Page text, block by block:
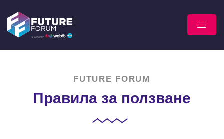
FUTURE FORUM
Правила за ползване